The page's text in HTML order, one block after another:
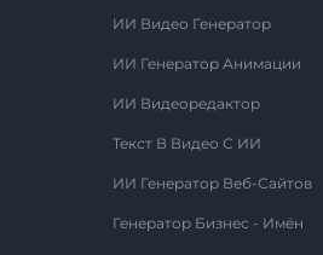
ИИ Видео Генератор
ИИ Генератор Анимации
ИИ Видеоредактор
Текст В Видео С ИИ
ИИ Генератор Веб-Сайтов
Генератор Бизнес - Имён